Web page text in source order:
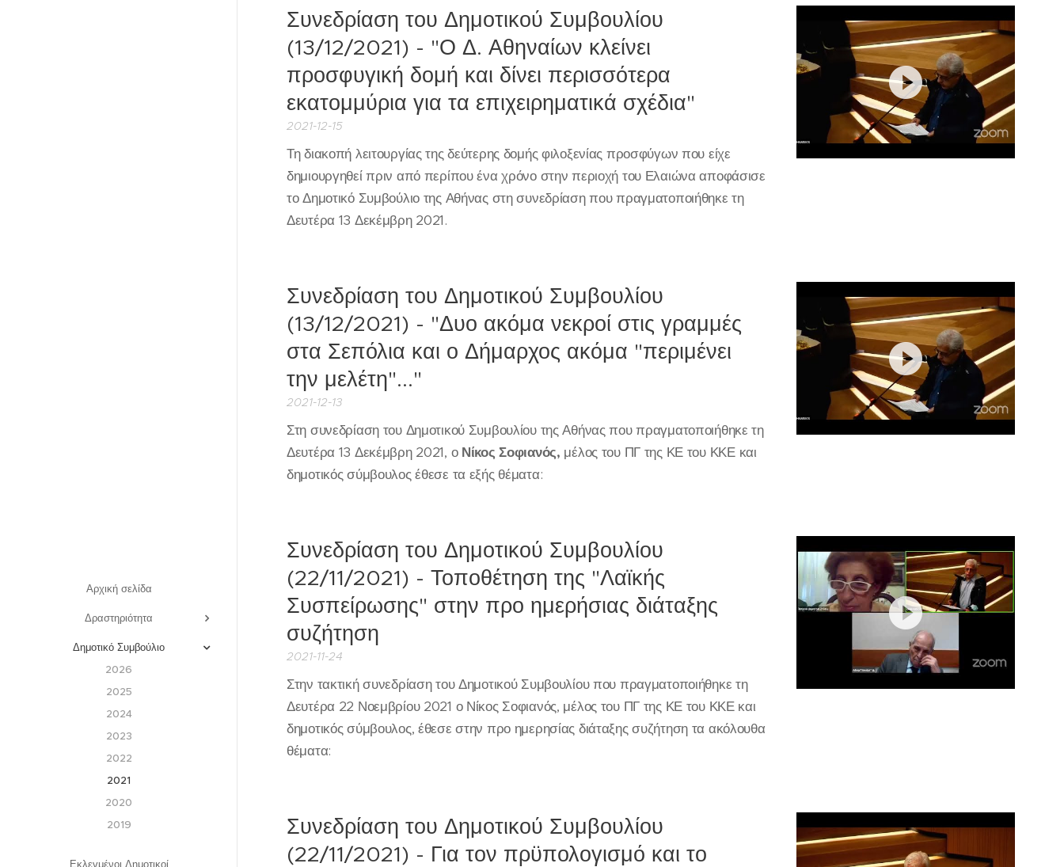
Αρχική σελίδα
Δραστηριότητα
Δημοτικό Συμβούλιο
2026
2025
2024
2023
2022
2021
2020
2019
Εκλεγμένοι Δημοτικοί
Συνεδρίαση του Δημοτικού Συμβουλίου
(13/12/2021) - "Ο Δ. Αθηναίων κλείνει
προσφυγική δομή και δίνει περισσότερα
εκατομμύρια για τα επιχειρηματικά σχέδια"
2021-12-15
Τη διακοπή λειτουργίας της δεύτερης δομής φιλοξενίας προσφύγων που είχε
δημιουργηθεί πριν από περίπου ένα χρόνο στην περιοχή του Ελαιώνα αποφάσισε
το Δημοτικό Συμβούλιο της Αθήνας στη συνεδρίαση που πραγματοποιήθηκε τη
Δευτέρα 13 Δεκέμβρη 2021.
Συνεδρίαση του Δημοτικού Συμβουλίου
(13/12/2021) - "Δυο ακόμα νεκροί στις γραμμές
στα Σεπόλια και ο Δήμαρχος ακόμα "περιμένει
την μελέτη"..."
2021-12-13
Στη συνεδρίαση του Δημοτικού Συμβουλίου της Αθήνας που πραγματοποιήθηκε τη
Δευτέρα 13 Δεκέμβρη 2021, ο Νίκος Σοφιανός, μέλος του ΠΓ της ΚΕ του ΚΚΕ και
δημοτικός σύμβουλος έθεσε τα εξής θέματα:
Συνεδρίαση του Δημοτικού Συμβουλίου
(22/11/2021) - Τοποθέτηση της "Λαϊκής
Συσπείρωσης" στην προ ημερήσιας διάταξης
συζήτηση
2021-11-24
Στην τακτική συνεδρίαση του Δημοτικού Συμβουλίου που πραγματοποιήθηκε τη
Δευτέρα 22 Νοεμβρίου 2021 ο Νίκος Σοφιανός, μέλος του ΠΓ της ΚΕ του ΚΚΕ και
δημοτικός σύμβουλος, έθεσε στην προ ημερησίας διάταξης συζήτηση τα ακόλουθα
θέματα:
Συνεδρίαση του Δημοτικού Συμβουλίου
(22/11/2021) - Για τον πρϋπολογισμό και το